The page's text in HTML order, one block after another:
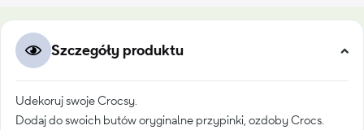
Szczegóły produktu
Udekoruj swoje Crocsy.
Dodaj do swoich butów oryginalne przypinki, ozdoby Crocs.